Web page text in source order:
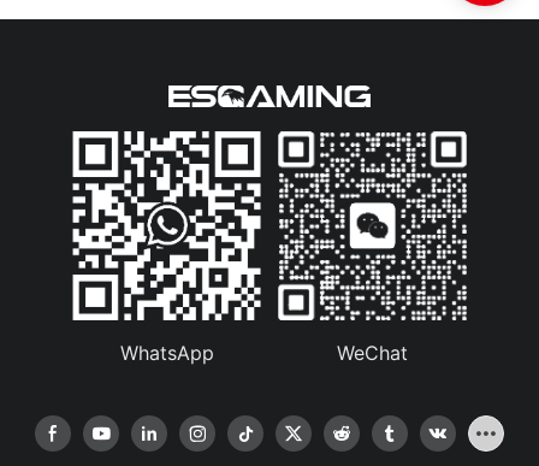
WhatsApp WeChat